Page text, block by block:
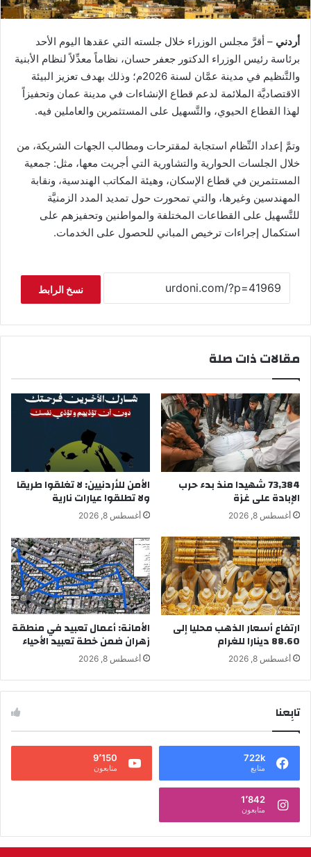
أردني – أقرَّ مجلس الوزراء خلال جلسته التي عقدها اليوم الأحد
برئاسة رئيس الوزراء الدكتور جعفر حسان، نظاماً معدِّلاً لنظام الأبنية
والتَّنظيم في مدينة عمَّان لسنة 2026م؛ وذلك بهدف تعزيز البيئة
الاقتصاديَّة الملائمة لدعم قطاع الإنشاءات في مدينة عمان وتحفيزاً
لهذا القطاع الحيوي، والتَّسهيل على المستثمرين والعاملين فيه.
وتمَّ إعداد النِّظام استجابة لمقترحات ومطالب الجهات الشريكة، من
خلال الجلسات الحوارية والتشاورية التي أجريت معها، مثل: جمعية
المستثمرين في قطاع الإسكان، وهيئة المكاتب الهندسية، ونقابة
المهندسين وغيرها، والتي تمحورت حول تمديد المدد الزمنيَّة
للتَّسهيل على القطاعات المختلفة والمواطنين وتحفيزهم على
استكمال إجراءات ترخيص المباني للحصول على الخدمات.
نسخ الرابط
مقالات ذات صلة
73,384 شهيدا منذ بدء حرب
الإبادة على غزة
أغسطس 8, 2026
الأمن للأردنيين: لا تغلقوا طريقا
ولا تطلقوا عيارات نارية
أغسطس 8, 2026
ارتفاع أسعار الذهب محليا إلى
88.60 دينارا للغرام
أغسطس 8, 2026
الأمانة: أعمال تعبيد في منطقة
زهران ضمن خطة تعبيد الأحياء
أغسطس 8, 2026
تابِعنا
722k
متابع
9٬150
متابعون
1٬842
متابعون